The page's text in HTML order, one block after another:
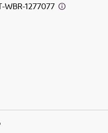
WBR-1277077